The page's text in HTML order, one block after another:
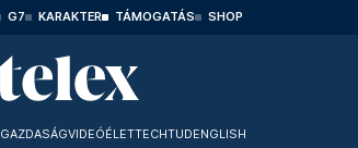
G7 KARAKTER TÁMOGATÁS SHOP
GAZDASÁGVIDEÓÉLETTECHTUDENGLISH